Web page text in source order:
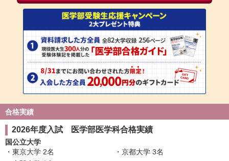
合格実績
2026年度入試 医学部医学科合格実績
国公立大学
東京大学 2名
京都大学 3名